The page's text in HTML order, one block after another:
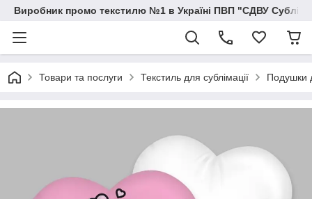
Виробник промо текстилю №1 в Україні ПВП "СДВУ
Товари та послуги Текстиль для сублімації Подушки